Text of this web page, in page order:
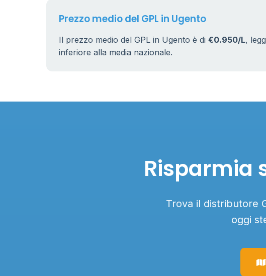
Prezzo medio del GPL in Ugento
Il prezzo medio del GPL in Ugento è di €0.950/L,
inferiore alla media nazionale.
Risparmia
Trova il distributore
oggi